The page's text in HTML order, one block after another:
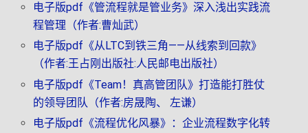
电子版pdf《管流程就是管业务》深入浅出实践流
程管理（作者:曹灿武）
电子版pdf《从LTC到铁三角——从线索到回款》
（作者:王占刚出版社:人民邮电出版社）
电子版pdf《Team！真高管团队》打造能打胜仗
的领导团队（作者:房晟陶、 左谦）
电子版pdf《流程优化风暴》：企业流程数字化转